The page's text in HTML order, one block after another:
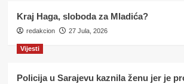
Kraj Haga, sloboda za Mladića?
redakcion 27 Jula, 2026
Vijesti
Policija u Sarajevu kaznila ženu jer je